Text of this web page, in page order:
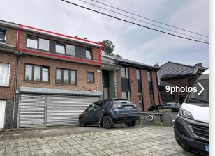
9photos